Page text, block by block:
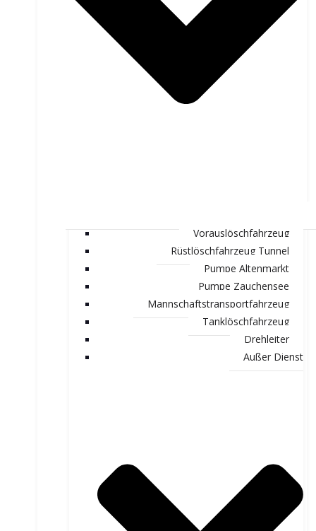
Vorauslöschfahrzeug
Rüstlöschfahrzeug Tunnel
Pumpe Altenmarkt
Pumpe Zauchensee
Mannschaftstransportfahrzeug
Tanklöschfahrzeug
Drehleiter
Außer Dienst